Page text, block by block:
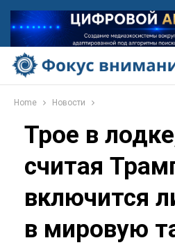
Home Новости
Трое в
считая
включится
в мировую